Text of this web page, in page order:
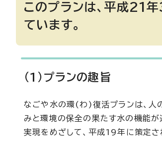
このプランは、平成21
ています。
(1)プランの趣旨
なごや水の環(わ)復活プランは、人
みと環境の保全の果たす水の機能が
実現をめざして、平成19年に策定さ